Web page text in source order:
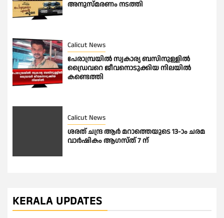
അനുസ്മരണം നടത്തി
Calicut News
പേരാമ്പ്രയിൽ സ്വകാര്യ ബസിനുള്ളിൽ
ഡ്രൈവറെ ജീവനൊടുക്കിയ നിലയിൽ
കണ്ടെത്തി
Calicut News
ശരത് ചന്ദ്ര ആർ മറാത്തെയുടെ 13-ാം ചരമ
വാർഷികം ആഗസ്ത് 7 ന്
KERALA UPDATES